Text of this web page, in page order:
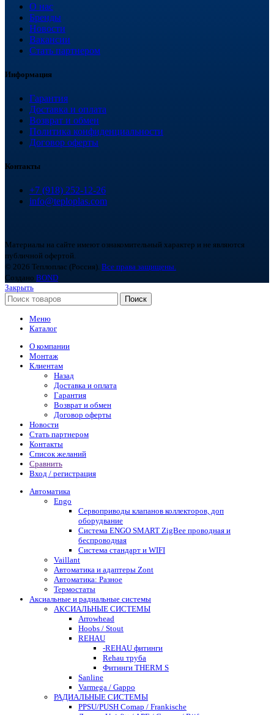
О нас
Бренды
Новости
Вакансии
Стать партнером
Информация
Гарантия
Доставка и оплата
Возврат и обмен
Политика конфиденциальности
Договор оферты
Контакты
+7 (918) 252-12-26
info@teploplas.com
Материалы на сайте имеют ознакомительный характер и не являются
публичной офертой.
© 2026 Теплоплас (Россия). Все права защищены.
Создано BOND
Закрыть
Поиск
Меню
Каталог
О компании
Монтаж
Клиентам
Назад
Доставка и оплата
Гарантия
Возврат и обмен
Договор оферты
Новости
Стать партнером
Контакты
Список желаний
Сравнить
Вход / регистрация
Автоматика
Engo
Сервоприводы клапанов коллекторов, доп
оборудвание
Система ENGO SMART ZigBee проводная и
беспроводная
Система стандарт и WIFI
Vaillant
Автоматика и адаптеры Zont
Автоматика: Разное
Термостаты
Аксиальные и радиальные системы
АКСИАЛЬНЫЕ СИСТЕМЫ
Arrowhead
Hoobs / Stout
REHAU
-REHAU фитинги
Rehau труба
Фитинги THERM S
Sanline
Varmega / Gappo
РАДИАЛЬНЫЕ СИСТЕМЫ
PPSU/PUSH Comap / Frankische